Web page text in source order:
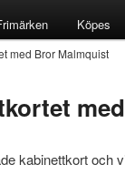
Köpes
med Bror Malmquist
kabinettkort och